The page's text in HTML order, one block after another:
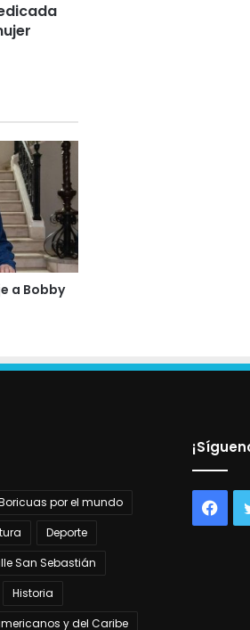
a Bobby
por el mundo
Deporte
San Sebastián
Historia
y del Caribe